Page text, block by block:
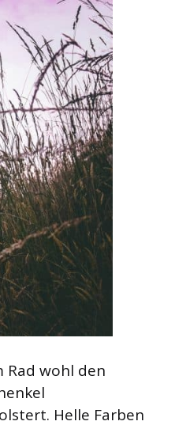
wohl den
Helle Farben